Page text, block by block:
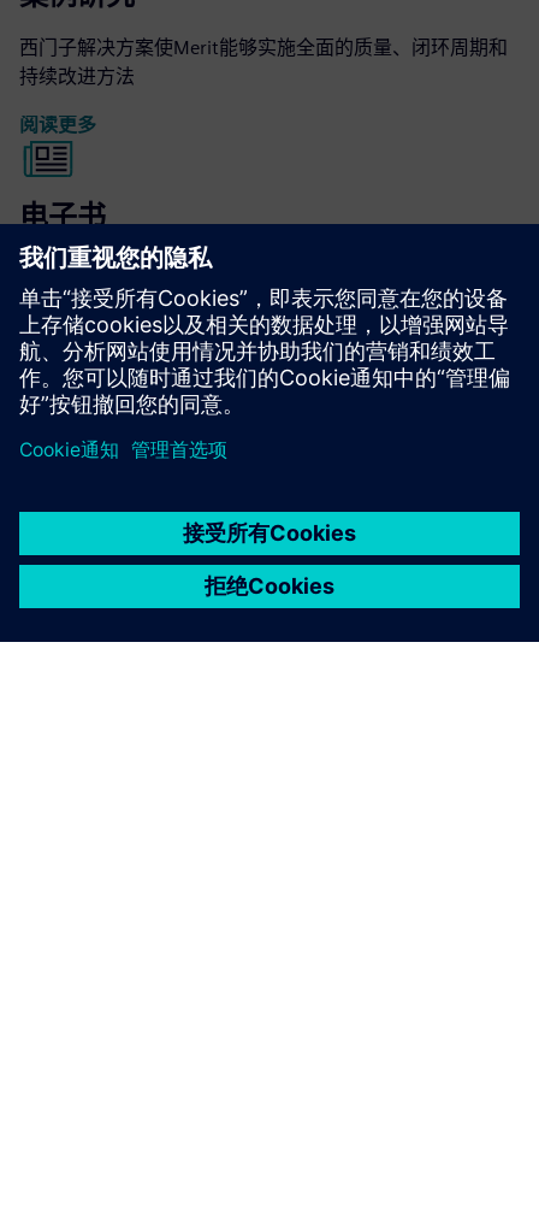
西门子解决方案使Merit能够实施全面的质量、闭环周期和
持续改进方法
阅读更多
电子书
西门子的 Opcenter Quality 软件可帮助制造商实现其质量目
标
阅读电子书